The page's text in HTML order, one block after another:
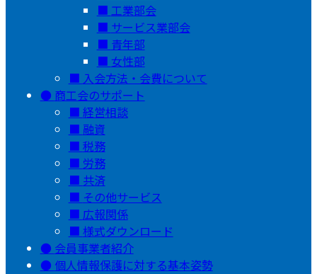
工業部会
サービス業部会
青年部
女性部
入会方法・会費について
商工会のサポート
経営相談
融資
税務
労務
共済
その他サービス
広報関係
様式ダウンロード
会員事業者紹介
個人情報保護に対する基本姿勢